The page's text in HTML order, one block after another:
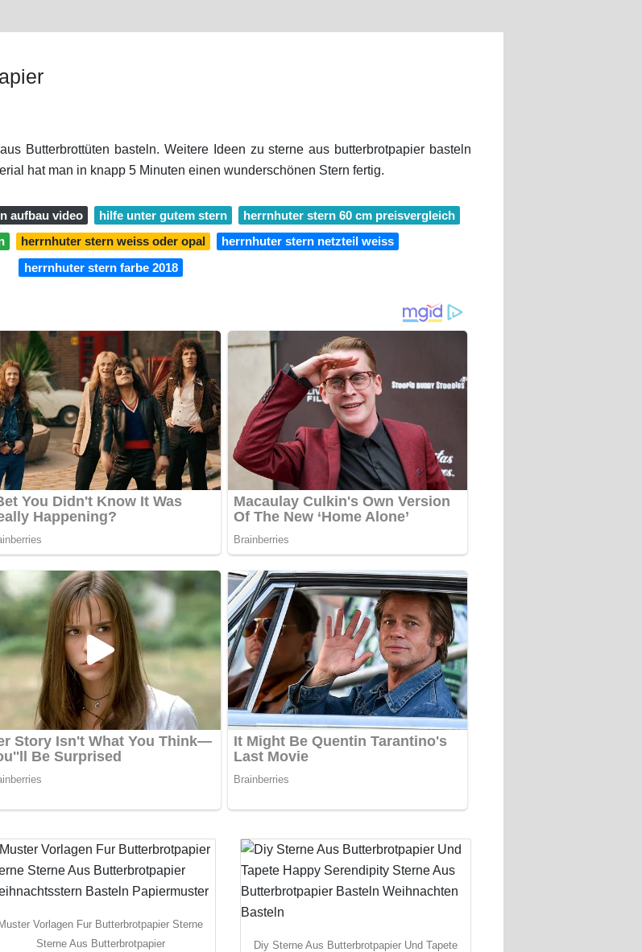
Butterbrottüten basteln. Weitere Ideen zu sterne aus butterbrotpapier basteln
hat man in knapp 5 Minuten einen wunderschönen Stern fertig.
aufbau video hilfe unter gutem stern
herrnhuter stern 60 cm preisvergleich
herrnhuter stern weiss oder opal
herrnhuter stern netzteil weiss
herrnhuter stern farbe 2018
Muster Vorlagen Fur Butterbrotpapier Sterne
Sterne Aus Butterbrotpapier
Diy Sterne Aus Butterbrotpapier Und Tapete